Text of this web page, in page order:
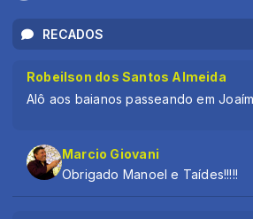
RECADOS
Robeilson dos Santos Almeida
Alô aos baianos passeando em
Marcio Giovani
Obrigado Manoel e Taídes!!!!!